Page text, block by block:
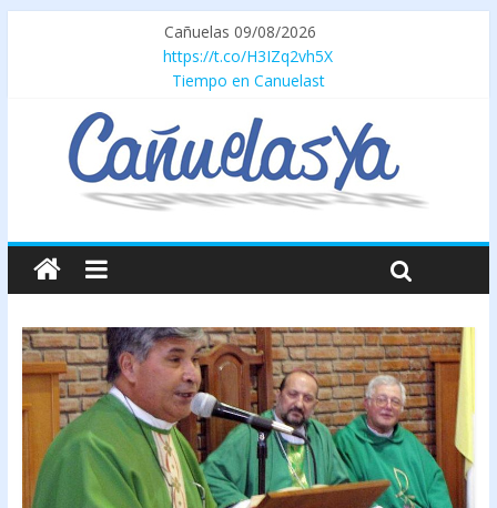
Cañuelas 09/08/2026
https://t.co/H3IZq2vh5X
Tiempo en Canuelast